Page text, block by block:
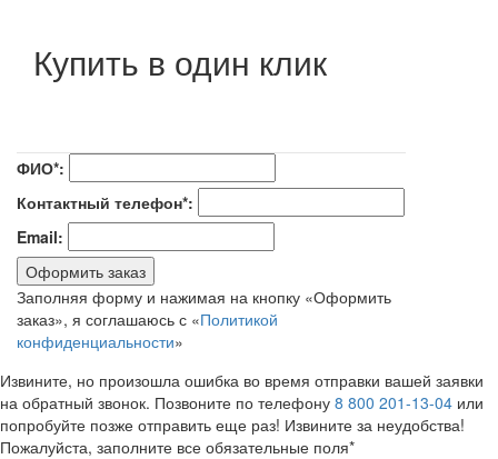
Купить в один клик
ФИО*:
Контактный телефон*:
Email:
Оформить заказ
Заполняя форму и нажимая на кнопку «Оформить
заказ», я соглашаюсь с «Политикой
конфиденциальности»
Извините, но произошла ошибка во время отправки вашей заявки
на обратный звонок. Позвоните по телефону 8 800 201-13-04 или
попробуйте позже отправить еще раз! Извините за неудобства!
Пожалуйста, заполните все обязательные поля*